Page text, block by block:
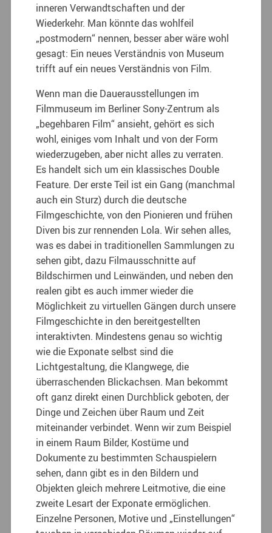
inneren Verwandtschaften und der
Wiederkehr. Man könnte das wohlfeil
„postmodern“ nennen, besser aber wäre wohl
gesagt: Ein neues Verständnis von Museum
trifft auf ein neues Verständnis von Film.
Wenn man die Dauerausstellungen im
Filmmuseum im Berliner Sony-Zentrum als
„begehbaren Film“ ansieht, gehört es sich
wohl, einiges vom Inhalt und von der Form
wiederzugeben, aber nicht alles zu verraten.
Es handelt sich um ein klassisches Double
Feature. Der erste Teil ist ein Gang (manchmal
auch ein Sturz) durch die deutsche
Filmgeschichte, von den Pionieren und frühen
Diven bis zur rennenden Lola. Wir sehen alles,
was es dabei in traditionellen Sammlungen zu
sehen gibt, dazu Filmausschnitte auf
Bildschirmen und Leinwänden, und neben den
realen gibt es auch immer wieder die
Möglichkeit zu virtuellen Gängen durch unsere
Filmgeschichte in den bereitgestellten
interaktivten. Mindestens genau so wichtig
wie die Exponate selbst sind die
Lichtgestaltung, die Klangwege, die
überraschenden Blickachsen. Man bekommt
oft ganz direkt einen Durchblick geboten, der
Dinge und Zeichen über Raum und Zeit
miteinander verbindet. Wenn wir zum Beispiel
in einem Raum Bilder, Kostüme und
Dokumente zu bestimmten Schauspielern
sehen, dann gibt es in den Bildern und
Objekten gleich mehrere Leitmotive, die eine
zweite Lesart der Exponate ermöglichen.
Einzelne Personen, Motive und „Einstellungen“